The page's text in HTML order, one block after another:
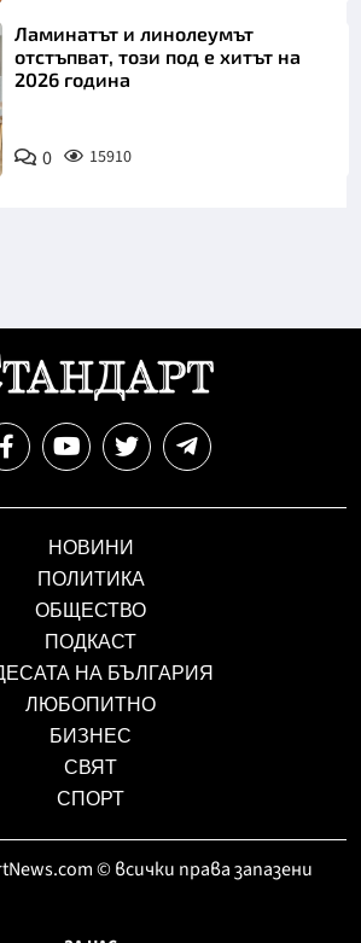
Ламинатът и линолеумът
отстъпват, този под е хитът на
2026 година
0 15910
НОВИНИ
ПОЛИТИКА
ОБЩЕСТВО
ПОДКАСТ
НА БЪЛГАРИЯ
ЛЮБОПИТНО
БИЗНЕС
СВЯТ
СПОРТ
© всички права запазени